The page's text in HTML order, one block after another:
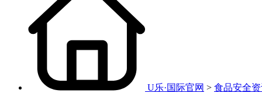
U乐·国际官网 > 食品安全